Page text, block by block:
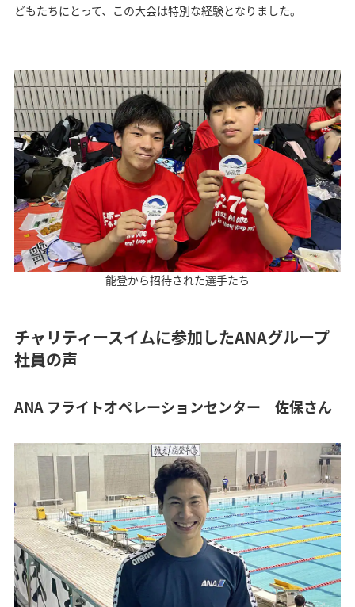
どもたちにとって、この大会は特別な経験となりました。
能登から招待された選手たち
チャリティースイムに参加したANAグループ
社員の声
ANA フライトオペレーションセンター 佐保さん